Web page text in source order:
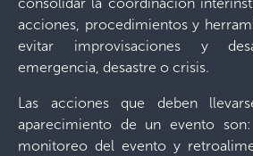
acciones, procedimientos y
evitar improvisaciones y
emergencia, desastre o crisis.
Las acciones que deben
aparecimiento de un evento
monitoreo del evento y